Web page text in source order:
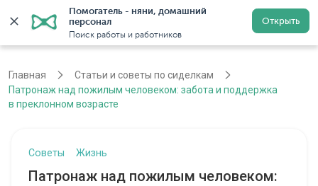
Помогатель - няни, домашний
персонал
Поиск работы и работников
Открыть
Регистрация
Главная
Статьи и советы по сиделкам
Патронаж над пожилым человеком: забота и поддержка
в преклонном возрасте
Советы Жизнь
Патронаж над пожилым человеком: